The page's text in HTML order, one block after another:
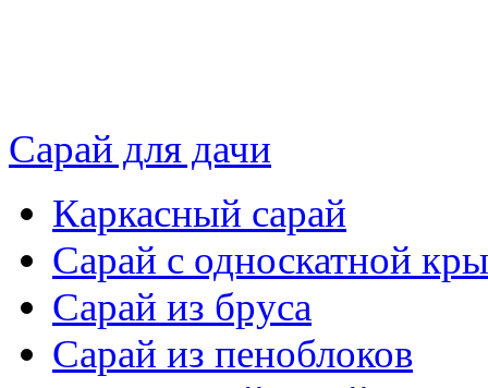
Сарай для дачи
Каркасный сарай
Сарай с односкатной
Сарай из бруса
Сарай из пеноблоков